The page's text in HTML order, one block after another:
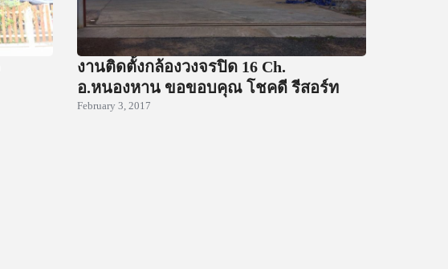
งานติดตั้งกล้องวงจรปิด 16 Ch.
อ.หนองหาน ขอขอบคุณ โชคดี รีสอร์ท
February 3, 2017